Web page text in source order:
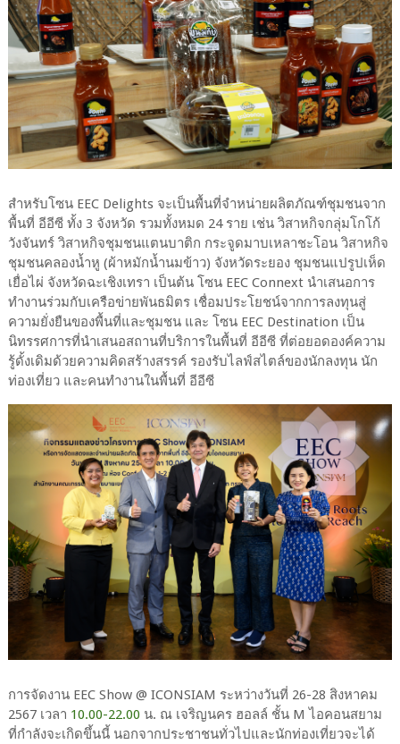
สำหรับโซน EEC Delights จะเป็นพื้นที่จำหน่ายผลิตภัณฑ์ชุมชนจาก
พื้นที่ อีอีซี ทั้ง 3 จังหวัด รวมทั้งหมด 24 ราย เช่น วิสาหกิจกลุ่มโกโก้
วังจันทร์ วิสาหกิจชุมชนแตนบาติก กระจูดมาบเหลาชะโอน วิสาหกิจ
ชุมชนคลองน้ำหู (ผ้าหมักน้ำนมข้าว) จังหวัดระยอง ชุมชนแปรูปเห็ด
เยื่อไผ่ จังหวัดฉะเชิงเทรา เป็นต้น โซน EEC Connext นำเสนอการ
ทำงานร่วมกับเครือข่ายพันธมิตร เชื่อมประโยชน์จากการลงทุนสู่
ความยั่งยืนของพื้นที่และชุมชน และ โซน EEC Destination เป็น
นิทรรศการที่นำเสนอสถานที่บริการในพื้นที่ อีอีซี ที่ต่อยอดองค์ความ
รู้ดั้งเดิมด้วยความคิดสร้างสรรค์ รองรับไลฟ์สไตล์ของนักลงทุน นัก
ท่องเที่ยว และคนทำงานในพื้นที่ อีอีซี
การจัดงาน EEC Show @ ICONSIAM ระหว่างวันที่ 26-28 สิงหาคม
2567 เวลา 10.00-22.00 น. ณ เจริญนคร ฮอลล์ ชั้น M ไอคอนสยาม
ที่กำลังจะเกิดขึ้นนี้ นอกจากประชาชนทั่วไปและนักท่องเที่ยวจะได้